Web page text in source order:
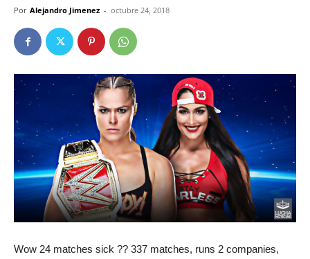
Por Alejandro Jimenez - octubre 24, 2018
Wow 24 matches sick ?? 337 matches, runs 2 companies,